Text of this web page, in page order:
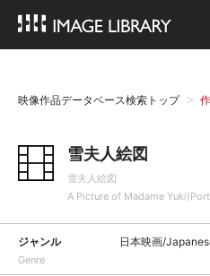
映像作品データベース検索トップ
雪夫人絵図
雪夫人絵図
A Picture of Madame
ジャンル
Genre
日本映画/